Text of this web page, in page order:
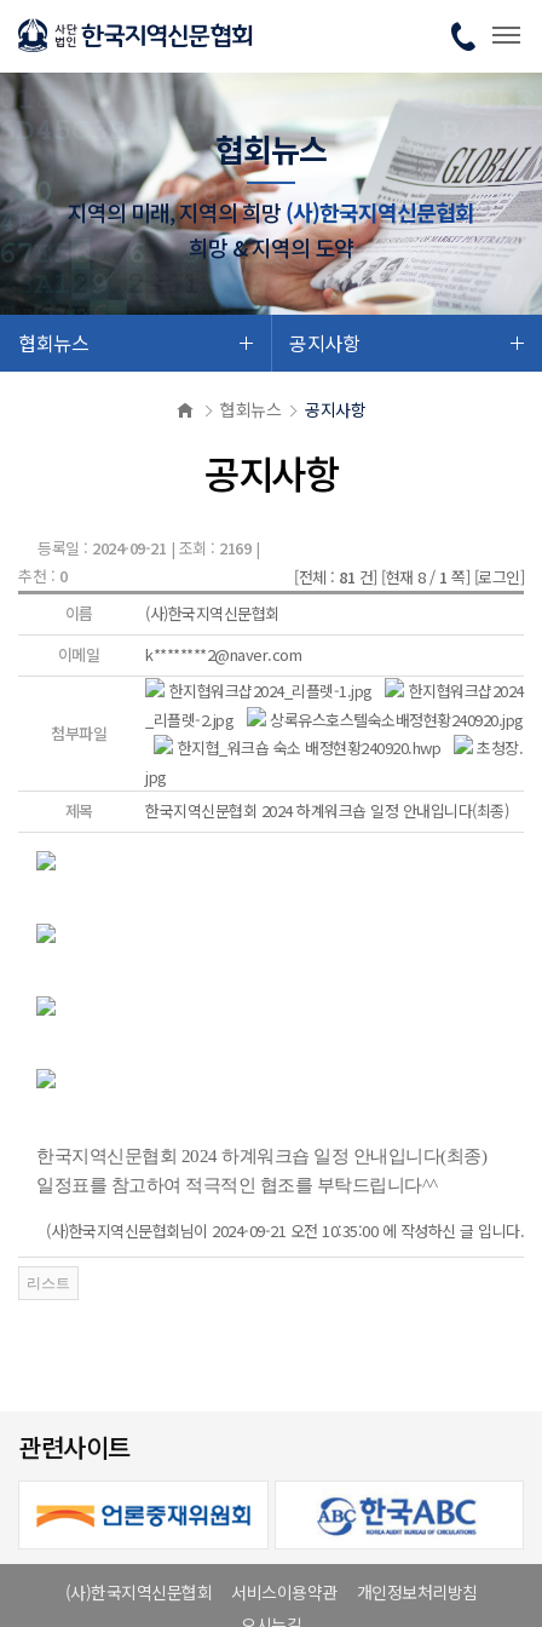
협회뉴스
지역의 미래, 지역의 희망(사)한국지역신문협회
희망 & 지역의 도약
협회뉴스 공지사항
협회뉴스 공지사항
공지사항
등록일 : 2024-09-21 | 조회 : 2169|
추천 : 0 [전체 : 81 건] [현재 8 / 1 쪽] [로그인]
이름
(사)한국지역신문협회
이메일
k********2@naver.com
첨부파일
한지협워크샵2024_리플렛-1.jpg
한지협워크샵2024
_리플렛-2.jpg
상록유스호스텔숙소배정현황240920.jpg
한지협_워크숍 숙소 배정현황240920.hwp
초청장.
jpg
제목
한국지역신문협회 2024 하계워크숍 일정 안내입니다(최종)
한국지역신문협회 2024 하계워크숍 일정 안내입니다(최종)
일정표를 참고하여 적극적인 협조를 부탁드립니다^^
(사)한국지역신문협회님이 2024-09-21 오전 10:35:00 에 작성하신 글 입니다.
관련사이트
(사)한국지역신문협회 서비스이용약관
개인정보처리방침